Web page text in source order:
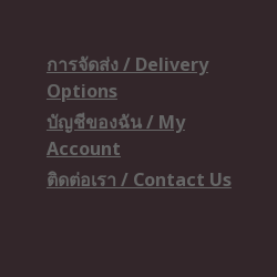
การจัดส่ง / Delivery
Options
บัญชีของฉัน / My
Account
ติดต่อเรา / Contact Us